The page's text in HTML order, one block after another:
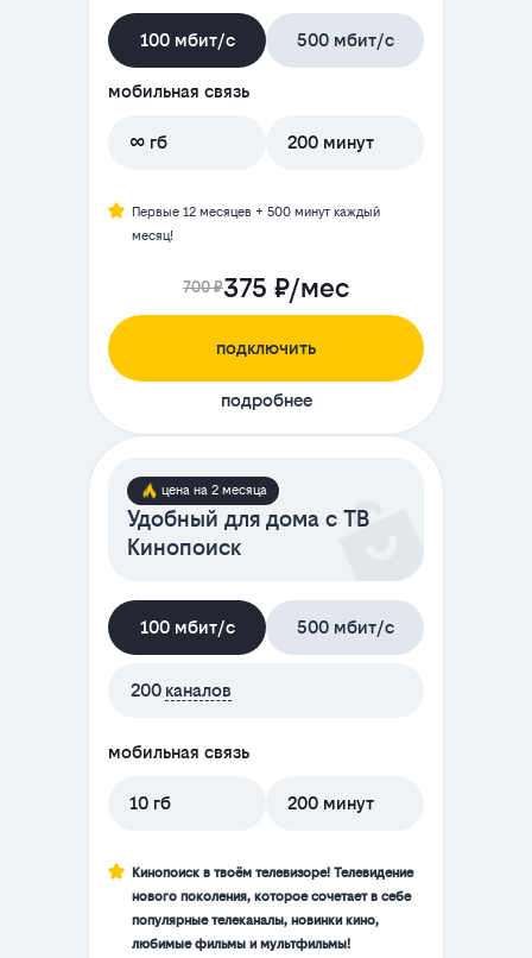
100 мбит/с 500 мбит/с
мобильная связь
∞ гб 200 минут
Первые 12 месяцев + 500 минут каждый
месяц!
700 ₽375 ₽/мес
подключить
подробнее
цена на 2 месяца
Удобный для дома с ТВ
Кинопоиск
100 мбит/с 500 мбит/с
200 каналов
мобильная связь
10 гб 200 минут
Кинопоиск в твоём телевизоре! Телевидение
нового поколения, которое сочетает в себе
популярные телеканалы, новинки кино,
любимые фильмы и мультфильмы!